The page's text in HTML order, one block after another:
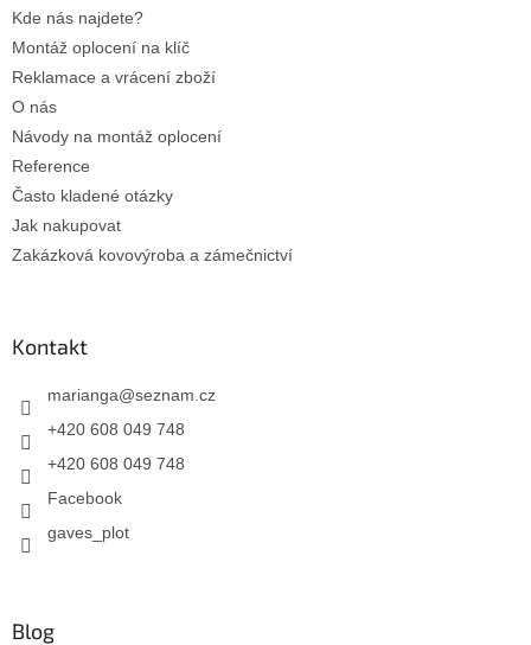
Kde nás najdete?
Montáž oplocení na klíč
Reklamace a vrácení zboží
O nás
Návody na montáž oplocení
Reference
Často kladené otázky
Jak nakupovat
Zakázková kovovýroba a zámečnictví
Kontakt
marianga@seznam.cz
+420 608 049 748
+420 608 049 748
Facebook
gaves_plot
Blog